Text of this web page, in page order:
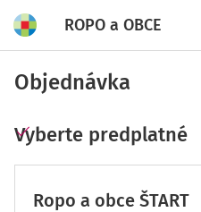
ROPO a OBCE
Objednávka
Vyberte predplatné
Ropo a obce ŠTART